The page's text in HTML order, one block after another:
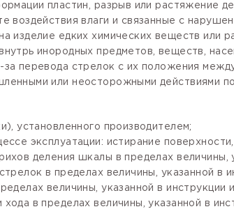
пластин, разрыв или растяжение
воздействия влаги и связанные с
изделие едких химических веществ или
инородных предметов, веществ,
перевода стрелок с их положения
или неосторожными действиями
установленного производителем;
эксплуатации: истирание
деления шкалы в пределах величины,
в пределах величины, указанной в
величины, указанной в инструкции
в пределах величины, указанной в